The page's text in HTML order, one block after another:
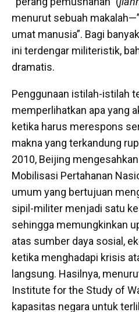
menurut sebuah
umat manusia”. Bagi
ini terdengar militeristik,
dramatis.
Penggunaan istilah-istilah
memperlihatkan apa yang
ketika harus merespons
makna yang terkandung
2010, Beijing
Mobilisasi Pertahanan
umum yang bertujuan
sipil-militer menjadi satu
sehingga memungkinkan
atas sumber daya sosial,
ketika menghadapi krisis
langsung. Hasilnya,
Institute for the Study of
kapasitas negara untuk